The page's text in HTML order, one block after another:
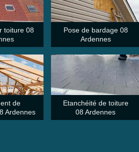
toiture 08
Pose de bardage 08
Ardennes
de
Ardennes
Etanchéité de toiture
08 Ardennes